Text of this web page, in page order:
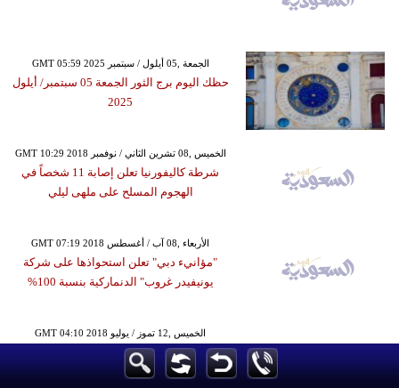
GMT 05:59 2025 الجمعة ,05 أيلول / سبتمبر
حظك اليوم برج الثور الجمعة 05 سبتمبر/ أيلول
2025
GMT 10:29 2018 الخميس ,08 تشرين الثاني / نوفمبر
شرطة كاليفورنيا تعلن إصابة 11 شخصاً في
الهجوم المسلح على ملهى ليلي
GMT 07:19 2018 الأربعاء ,08 آب / أغسطس
"مؤانيء دبي" تعلن استحواذها على شركة
يونيفيدر غروب" الدنماركية بنسبة 100%
GMT 04:10 2018 الخميس ,12 تموز / يوليو
أحمد شادييف يبتكر أسلوبًا جديدًا لمعالجة جلود
الحبار لاستخدامها في الحقائب